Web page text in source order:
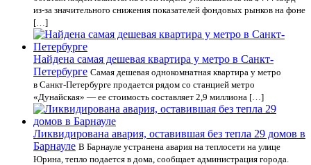
из-за значительного снижения показателей фондовых рынков на фоне
[…]
Найдена самая дешевая квартира у метро в Санкт-
Петербурге Самая дешевая однокомнатная квартира у метро
в Санкт-Петербурге продается рядом со станцией метро
«Дунайская» — ее стоимость составляет 2,9 миллиона […]
Ликвидирована авария, оставившая без тепла 29 домов в
Барнауле В Барнауле устранена авария на теплосети на улице
Юрина, тепло подается в дома, сообщает администрация города.